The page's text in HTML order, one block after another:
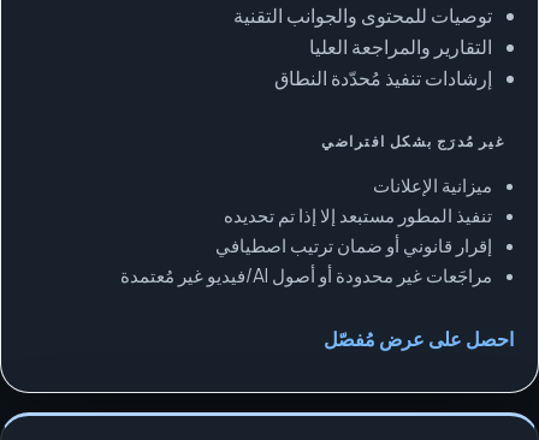
توصيات للمحتوى والجوانب التقنية
التقارير والمراجعة العليا
إرشادات تنفيذ مُحدّدة النطاق
غير مُدرَج بشكل افتراضي
ميزانية الإعلانات
تنفيذ المطور مستبعد إلا إذا تم تحديده
إقرار قانوني أو ضمان ترتيب اصطيافي
مراجَعات غير محدودة أو أصول AI/فيديو غير مُعتمدة
احصل على عرض مُفصّل